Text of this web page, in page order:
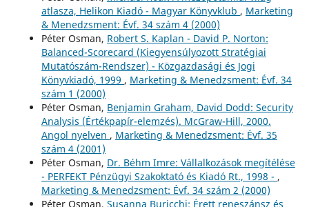
atlasza, Helikon Kiadó - Magyar Könyvklub , Marketing
& Menedzsment: Évf. 34 szám 4 (2000)
Péter Osman, Robert S. Kaplan - David P. Norton:
Balanced-Scorecard (Kiegyensúlyozott Stratégiai
Mutatószám-Rendszer) - Közgazdasági és Jogi
Könyvkiadó, 1999 , Marketing & Menedzsment: Évf. 34
szám 1 (2000)
Péter Osman, Benjamin Graham, David Dodd: Security
Analysis (Értékpapír-elemzés). McGraw-Hill, 2000.
Angol nyelven , Marketing & Menedzsment: Évf. 35
szám 4 (2001)
Péter Osman, Dr. Béhm Imre: Vállalkozások megítélése
- PERFEKT Pénzügyi Szakoktató és Kiadó Rt., 1998 - ,
Marketing & Menedzsment: Évf. 34 szám 2 (2000)
Péter Osman, Susanna Buricchi: Érett reneszánsz és